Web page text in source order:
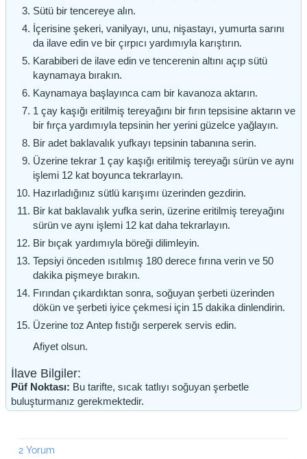
Sütü bir tencereye alın.
İçerisine şekeri, vanilyayı, unu, nişastayı, yumurta sarını
da ilave edin ve bir çırpıcı yardımıyla karıştırın.
Karabiberi de ilave edin ve tencerenin altını açıp sütü
kaynamaya bırakın.
Kaynamaya başlayınca cam bir kavanoza aktarın.
1 çay kaşığı eritilmiş tereyağını bir fırın tepsisine aktarın ve
bir fırça yardımıyla tepsinin her yerini güzelce yağlayın.
Bir adet baklavalık yufkayı tepsinin tabanına serin.
Üzerine tekrar 1 çay kaşığı eritilmiş tereyağı sürün ve aynı
işlemi 12 kat boyunca tekrarlayın.
Hazırladığınız sütlü karışımı üzerinden gezdirin.
Bir kat baklavalık yufka serin, üzerine eritilmiş tereyağını
sürün ve aynı işlemi 12 kat daha tekrarlayın.
Bir bıçak yardımıyla böreği dilimleyin.
Tepsiyi önceden ısıtılmış 180 derece fırına verin ve 50
dakika pişmeye bırakın.
Fırından çıkardıktan sonra, soğuyan şerbeti üzerinden
dökün ve şerbeti iyice çekmesi için 15 dakika dinlendirin.
Üzerine toz Antep fıstığı serperek servis edin.
Afiyet olsun.
İlave Bilgiler:
Püf Noktası: Bu tarifte, sıcak tatlıyı soğuyan şerbetle
buluşturmanız gerekmektedir.
2 Yorum